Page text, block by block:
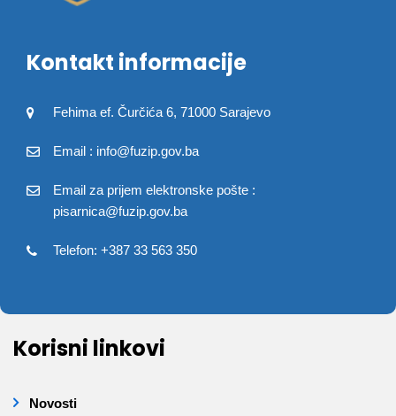
Kontakt informacije
Fehima ef. Čurčića 6, 71000 Sarajevo
Email : info@fuzip.gov.ba
Email za prijem elektronske pošte :
pisarnica@fuzip.gov.ba
Telefon: +387 33 563 350
Korisni linkovi
Novosti